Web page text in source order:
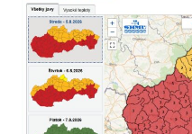
Hlavný článok